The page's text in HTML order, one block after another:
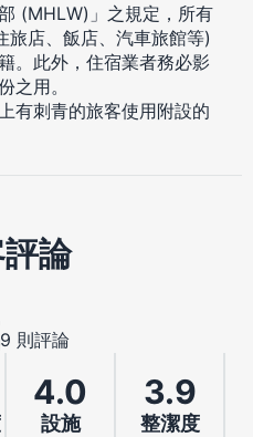
(MHLW)」之規定，所有
旅店、飯店、汽車旅館等)
。此外，住宿業者務必影
之用。
有刺青的旅客使用附設的
論
9 則評論
4.0
設施
3.9
整潔度